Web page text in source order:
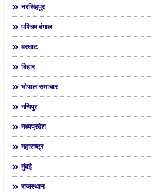
नरसिंहपुर
पश्चिम बंगाल
बरघाट
बिहार
भोपाल समाचार
मणिपुर
मध्यप्रदेश
महाराष्ट्र
मुंबई
राजस्थान